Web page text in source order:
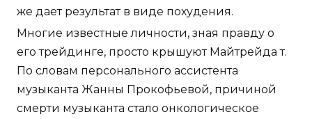
же дает результат в виде похудения.
Многие известные личности, зная правду о
его трейдинге, просто крышуют Майтрейда т.
По словам персонального ассистента
музыканта Жанны Прокофьевой, причиной
смерти музыканта стало онкологическое